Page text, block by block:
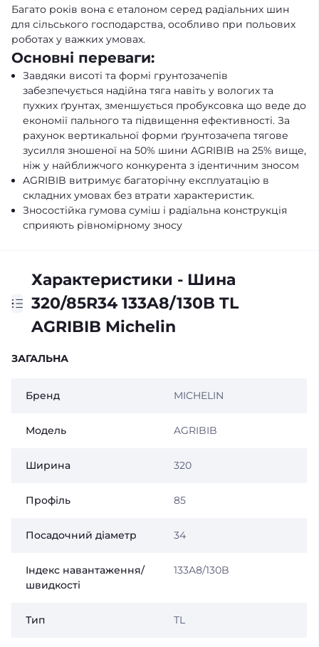
Багато років вона є еталоном серед радіальних шин
для сільського господарства, особливо при польових
роботах у важких умовах.
Основні переваги:
Завдяки висоті та формі грунтозачепів
забезпечується надійна тяга навіть у вологих та
пухких ґрунтах, зменшується пробуксовка що веде до
економії пального та підвищення ефективності. За
рахунок вертикальної форми ґрунтозачепа тягове
зусилля зношеної на 50% шини AGRIBIB на 25% вище,
ніж у найближчого конкурента з ідентичним зносом
AGRIBIB витримує багаторічну експлуатацію в
складних умовах без втрати характеристик.
Зносостійка гумова суміш і радіальна конструкція
сприяють рівномірному зносу
Характеристики - Шина
320/85R34 133A8/130B TL
AGRIBIB Michelin
ЗАГАЛЬНА
Бренд MICHELIN
Модель AGRIBIB
Ширина 320
Профіль 85
Посадочний діаметр 34
Індекс навантаження/
швидкості
133A8/130B
Тип TL